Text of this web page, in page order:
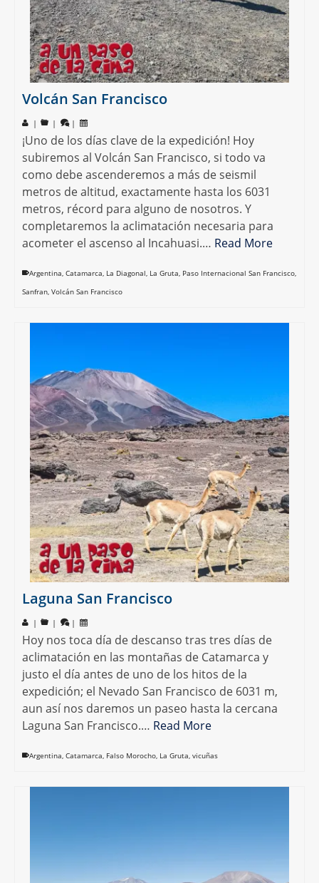
Volcán San Francisco
| | |
¡Uno de los días clave de la expedición! Hoy
subiremos al Volcán San Francisco, si todo va
como debe ascenderemos a más de seismil
metros de altitud, exactamente hasta los 6031
metros, récord para alguno de nosotros. Y
completaremos la aclimatación necesaria para
acometer el ascenso al Incahuasi.… Read More
Argentina, Catamarca, La Diagonal, La Gruta, Paso Internacional San Francisco,
Sanfran, Volcán San Francisco
Laguna San Francisco
| | |
Hoy nos toca día de descanso tras tres días de
aclimatación en las montañas de Catamarca y
justo el día antes de uno de los hitos de la
expedición; el Nevado San Francisco de 6031 m,
aun así nos daremos un paseo hasta la cercana
Laguna San Francisco.… Read More
Argentina, Catamarca, Falso Morocho, La Gruta, vicuñas